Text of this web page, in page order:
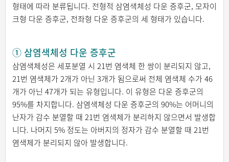
형태에 따라 분류됩니다. 전형적 삼염색체성 다운 증후군, 모자이
크형 다운 증후군, 전좌형 다운 증후군의 세 형태가 있습니다.
① 삼염색체성 다운 증후군
삼염색체성은 세포분열 시 21번 염색체 한 쌍이 분리되지 않고,
21번 염색체가 2개가 아닌 3개가 됨으로써 전체 염색체 수가 46
개가 아닌 47개가 되는 유형입니다. 이 유형은 다운 증후군의
95%를 차지합니다. 삼염색체성 다운 증후군의 90%는 어머니의
난자가 감수 분열할 때 21번 염색체가 분리하지 않으면서 발생합
니다. 나머지 5% 정도는 아버지의 정자가 감수 분열할 때 21번
염색체가 분리되지 않아 발생합니다.